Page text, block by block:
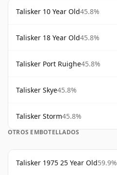
Talisker 10 Year Old45.8%
Talisker 18 Year Old45.8%
Talisker Port Ruighe45.8%
Talisker Skye45.8%
Talisker Storm45.8%
OTROS EMBOTELLADOS
Talisker 1975 25 Year Old59.9%